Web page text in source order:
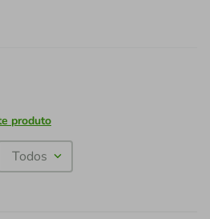
produto
Todos